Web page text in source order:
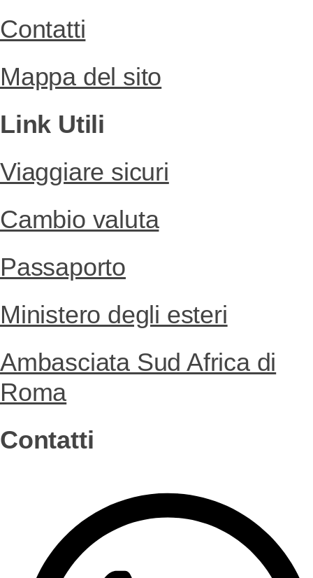
Contatti
Mappa del sito
Link Utili
Viaggiare sicuri
Cambio valuta
Passaporto
Ministero degli esteri
Ambasciata Sud Africa di
Roma
Contatti